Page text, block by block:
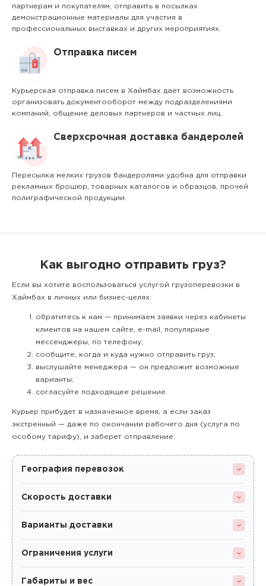
партнерам и покупателям, отправить в посылках
демонстрационные материалы для участия в
профессиональных выставках и других мероприятиях.
Отправка писем
Курьерская отправка писем в Хаймбах дает возможность
организовать документооборот между подразделениями
компаний, общение деловых партнеров и частных лиц.
Сверхсрочная доставка бандеролей
Пересылка мелких грузов бандеролями удобна для отправки
рекламных брошюр, товарных каталогов и образцов, прочей
полиграфической продукции.
Как выгодно отправить груз?
Если вы хотите воспользоваться услугой грузоперевозки в
Хаймбах в личных или бизнес-целях:
обратитесь к нам — принимаем заявки через кабинеты
клиентов на нашем сайте, e-mail, популярные
мессенджеры, по телефону;
сообщите, когда и куда нужно отправить груз;
выслушайте менеджера — он предложит возможные
варианты;
согласуйте подходящее решение.
Курьер прибудет в назначенное время, а если заказ
экстренный — даже по окончании рабочего дня (услуга по
особому тарифу), и заберет отправление.
География перевозок
Скорость доставки
Варианты доставки
Ограничения услуги
Габариты и вес